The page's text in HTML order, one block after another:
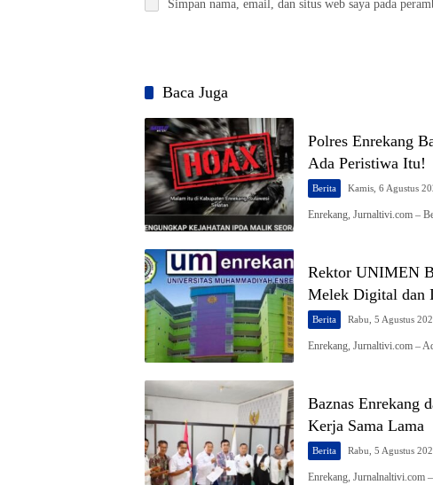
Simpan nama, email, dan situs web saya pada
Baca Juga
Polres Enrekang
Ada Peristiwa Itu!
Berita Kamis, 6 Agustus
Enrekang, Jurnaltivi.com –
Rektor UNIMEN
Melek Digital dan
Berita Rabu, 5 Agustus
Enrekang, Jurnaltivi.com –
Baznas Enrekang
Kerja Sama Lama
Berita Rabu, 5 Agustus
Enrekang, Jurnalnaltivi.com